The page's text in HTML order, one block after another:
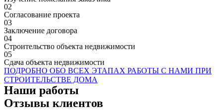
02
Согласование проекта
03
Заключение договора
04
Строительство объекта недвижимости
05
Сдача объекта недвижимости
ПОДРОБНО ОБО ВСЕХ ЭТАПАХ РАБОТЫ С НАМИ ПРИ
СТРОИТЕЛЬСТВЕ ДОМА
Наши работы
Отзывы клиентов